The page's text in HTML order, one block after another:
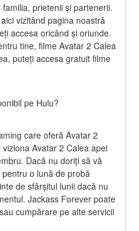
prietenii și partenerii.
vizitând pagina noastră
accesa oricând și oriunde.
tine, filme Avatar 2 Calea
puteți accesa gratuit filme
pe Hulu?
care oferă Avatar 2
Avatar 2 Calea apei
Dacă nu doriți să vă
o lună de probă
de sfârșitul lunii dacă nu
Jackass Forever poate
cumpărare pe alte servicii